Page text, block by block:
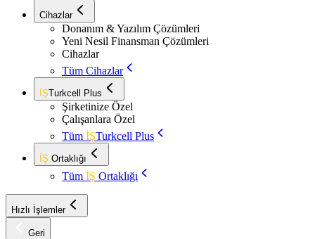
Cihazlar
Donanım & Yazılım Çözümleri
Yeni Nesil Finansman Çözümleri
Cihazlar
Tüm Cihazlar
İŞTurkcell Plus
Şirketinize Özel
Çalışanlara Özel
Tüm İŞTurkcell Plus
İŞ Ortaklığı
Tüm İŞ Ortaklığı
Hızlı İşlemler
Geri